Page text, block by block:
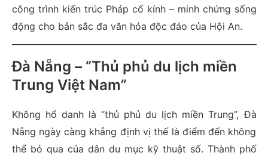
công trình kiến trúc Pháp cổ kính – minh chứng sống
động cho bản sắc đa văn hóa độc đáo của Hội An.
Đà Nẵng – “Thủ phủ du lịch miền
Trung Việt Nam”
Không hổ danh là “thủ phủ du lịch miền Trung”, Đà
Nẵng ngày càng khẳng định vị thế là điểm đến không
thể bỏ qua của dân du mục kỹ thuật số. Thành phố